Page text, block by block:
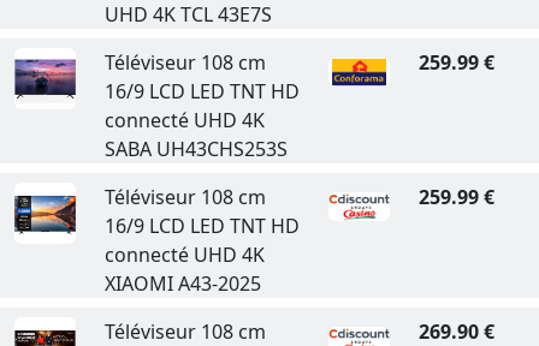
UHD 4K TCL 43E7S
Téléviseur 108 cm
16/9 LCD LED TNT HD
connecté UHD 4K
SABA UH43CHS253S
259.99 €
Téléviseur 108 cm
16/9 LCD LED TNT HD
connecté UHD 4K
XIAOMI A43-2025
259.99 €
Téléviseur 108 cm
269.90 €